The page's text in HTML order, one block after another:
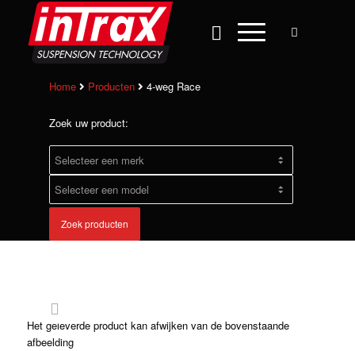
Home Producten 4-weg Race
Zoek uw product:
Zoek producten
Het geleverde product kan afwijken van de bovenstaande
afbeelding